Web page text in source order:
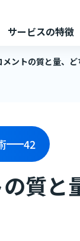
サービスの特徴
ントの質と量、ど
42
質と